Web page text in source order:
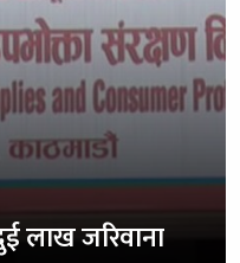
लाख जरिवाना